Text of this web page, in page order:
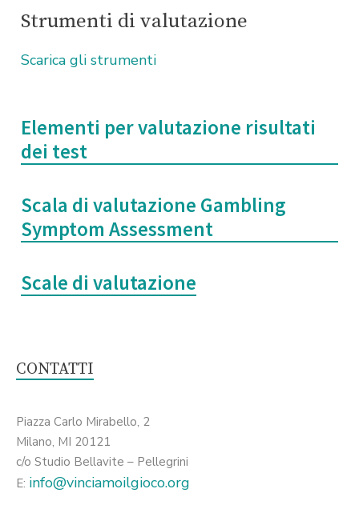
Strumenti di valutazione
Scarica gli strumenti
Elementi per valutazione risultati
dei test
Scala di valutazione Gambling
Symptom Assessment
Scale di valutazione
CONTATTI
Piazza Carlo Mirabello, 2
Milano, MI 20121
c/o Studio Bellavite – Pellegrini
E: info@vinciamoilgioco.org